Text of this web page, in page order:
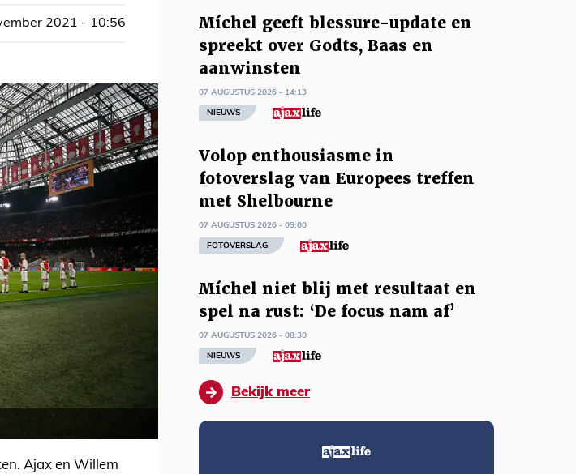
2021 - 10:56
Ajax en Willem
Míchel geeft blessure-update en
spreekt over Godts, Baas en
aanwinsten
07 AUGUSTUS 2026 - 14:13
NIEUWS
Volop enthousiasme in
fotoverslag van Europees treffen
met Shelbourne
07 AUGUSTUS 2026 - 09:00
FOTOVERSLAG
Míchel niet blij met resultaat en
spel na rust: ‘De focus nam af’
07 AUGUSTUS 2026 - 08:30
NIEUWS
Bekijk meer